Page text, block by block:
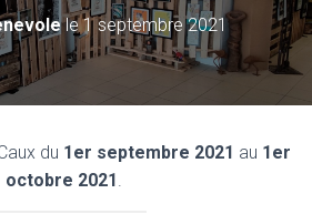
R
L
A
N
G
le1 septembre 2021
du 1er septembre 2021 au 1er
octobre 2021.